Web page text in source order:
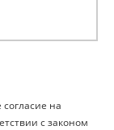
на
с законом